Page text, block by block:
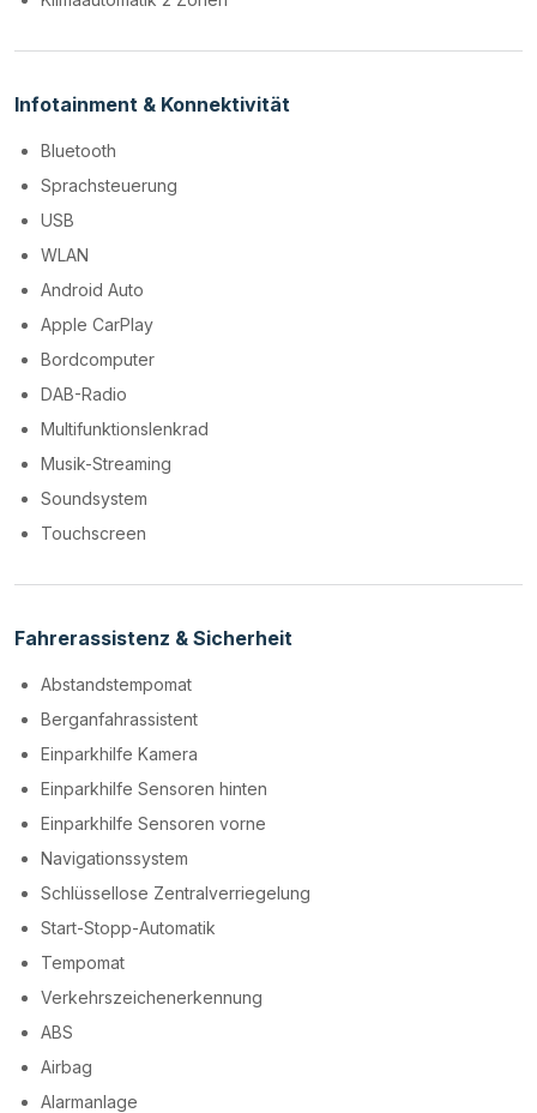
Infotainment & Konnektivität
Bluetooth
Sprachsteuerung
USB
WLAN
Android Auto
Apple CarPlay
Bordcomputer
DAB-Radio
Multifunktionslenkrad
Musik-Streaming
Soundsystem
Touchscreen
Fahrerassistenz & Sicherheit
Abstandstempomat
Berganfahrassistent
Einparkhilfe Kamera
Einparkhilfe Sensoren hinten
Einparkhilfe Sensoren vorne
Navigationssystem
Schlüssellose Zentralverriegelung
Start-Stopp-Automatik
Tempomat
Verkehrszeichenerkennung
ABS
Airbag
Alarmanlage